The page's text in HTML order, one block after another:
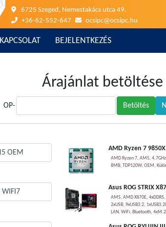
KAPCSOLAT BEJELENTKEZÉS
6725 Szeged, Nemestakács utca 49.
+36-62-552-647
ocsipc@ocsipc.hu
Árajánlat betöltése
OP-
AMD Ryzen 7
AMD Ryzen 7, AM5,
8MB, TDP120W, OEM,
Asus ROG STRIX
AM5, AMD X870E,
2xUSB, 9xUSB3.2,
LAN, WiFi, Bluetooth,